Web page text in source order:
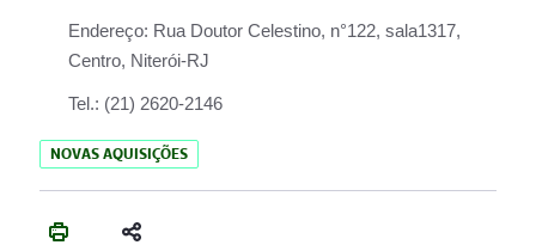
Endereço: Rua Doutor Celestino, n°122, sala1317,
Centro, Niterói-RJ
Tel.: (21) 2620-2146
NOVAS AQUISIÇÕES